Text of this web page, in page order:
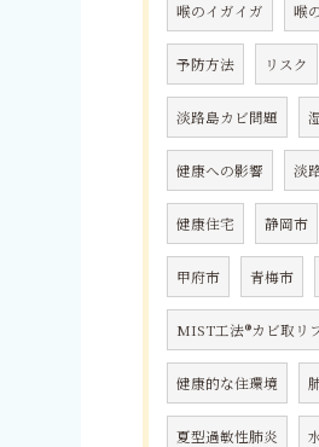
喉のイガイガ 喉
予防方法 リスク
淡路島カビ問題
健康への影響 淡
健康住宅 静岡市
甲府市 青梅市
MIST工法®カビ取リ
健康的な住環境
夏型過敏性肺炎